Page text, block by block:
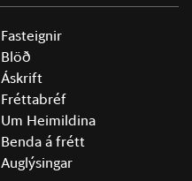
Fasteignir
Blöð
Áskrift
Fréttabréf
Um Heimildina
Benda á frétt
Auglýsingar